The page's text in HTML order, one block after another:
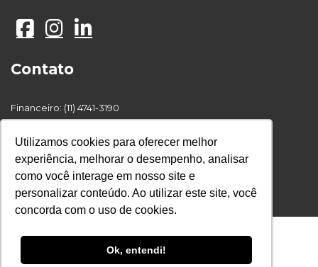
Utilizamos cookies para oferecer melhor
experiência, melhorar o desempenho, analisar
como você interage em nosso site e
personalizar conteúdo. Ao utilizar este site, você
concorda com o uso de cookies.
Ok, entendi!
Contato
Financeiro: (11) 4741-3190
Recursos Humanos : (11) 4748-6222
Compras: (11) 4741-3191
Comercial : (11) 4742-2219
© 2017 AGRA Astro. Todos os Direitos Reservados